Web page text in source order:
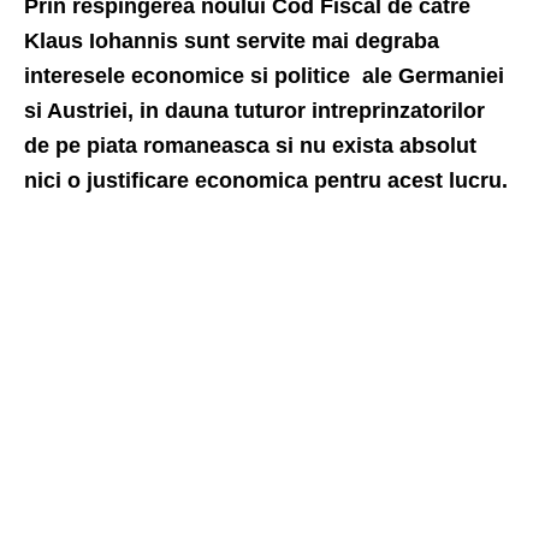
Prin respingerea noului Cod Fiscal de catre
Klaus Iohannis sunt servite mai degraba
interesele economice si politice ale Germaniei
si Austriei, in dauna tuturor intreprinzatorilor
de pe piata romaneasca si nu exista absolut
nici o justificare economica pentru acest lucru.